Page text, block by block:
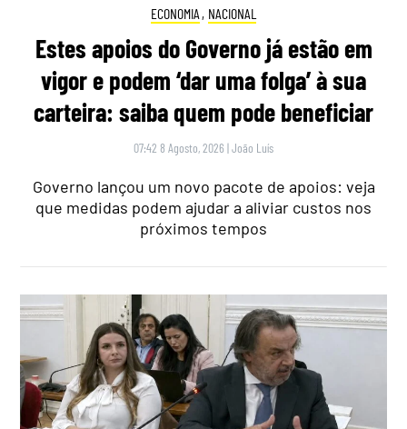
ECONOMIA , NACIONAL
Estes apoios do Governo já estão em
vigor e podem ‘dar uma folga’ à sua
carteira: saiba quem pode beneficiar
07:42 8 Agosto, 2026 |João Luís
Governo lançou um novo pacote de apoios: veja
que medidas podem ajudar a aliviar custos nos
próximos tempos